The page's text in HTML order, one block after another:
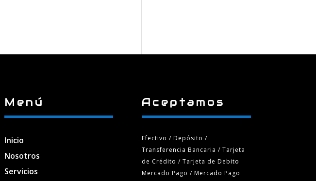
Menú
Inicio
Nosotros
Servicios
Aceptamos
Efectivo / Depósito /
Transferencia Bancaria/ Tarjeta
de Crédito / Tarjeta de Debito
Mercado Pago / Mercado Pago